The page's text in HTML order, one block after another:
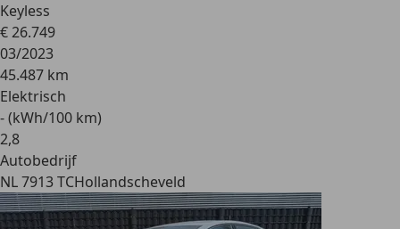
Keyless
€ 26.749
03/2023
45.487 km
Elektrisch
- (kWh/100 km)
2,8
Autobedrijf
NL 7913 TCHollandscheveld